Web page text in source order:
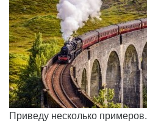
Приведу несколько примеров.